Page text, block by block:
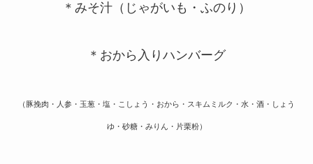
＊みそ汁（じゃがいも・ふのり）
＊おから入りハンバーグ
（豚挽肉・人参・玉葱・塩・こしょう・おから・スキムミルク・水・酒・しょう
ゆ・砂糖・みりん・片栗粉）